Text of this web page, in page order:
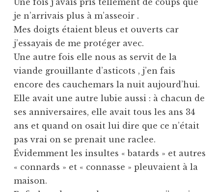
je n’arrivais plus à m’asseoir .
Mes doigts étaient bleus et ouverts car
j’essayais de me protéger avec.
Une autre fois elle nous as servit de la
viande grouillante d’asticots , j’en fais
encore des cauchemars la nuit aujourd’hui.
Elle avait une autre lubie aussi : à chacun de
ses anniversaires, elle avait tous les ans 34
ans et quand on osait lui dire que ce n’était
pas vrai on se prenait une raclee.
Évidemment les insultes « batards » et autres
« connards » et « connasse » pleuvaient à la
maison.